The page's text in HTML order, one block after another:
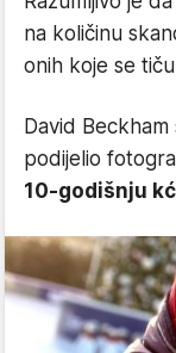
na količinu
onih koje se
David
podijelio
10-godišnju